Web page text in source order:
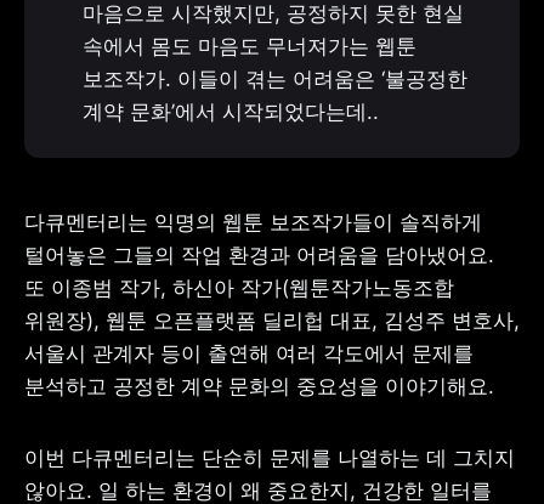
마음으로 시작했지만, 공정하지 못한 현실
속에서 몸도 마음도 무너져가는 웹툰
보조작가. 이들이 겪는 어려움은 ‘불공정한
계약 문화’에서 시작되었다는데..
다큐멘터리는 익명의 웹툰 보조작가들이 솔직하게
털어놓은 그들의 작업 환경과 어려움을 담아냈어요.
또 이종범 작가, 하신아 작가(웹툰작가노동조합
위원장), 웹툰 오픈플랫폼 딜리헙 대표, 김성주 변호사,
서울시 관계자 등이 출연해 여러 각도에서 문제를
분석하고 공정한 계약 문화의 중요성을 이야기해요.
이번 다큐멘터리는 단순히 문제를 나열하는 데 그치지
않아요. 일 하는 환경이 왜 중요한지, 건강한 일터를